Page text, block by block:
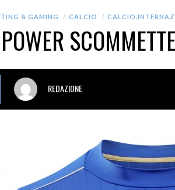
& GAMING CALCIO
REDAZIONE